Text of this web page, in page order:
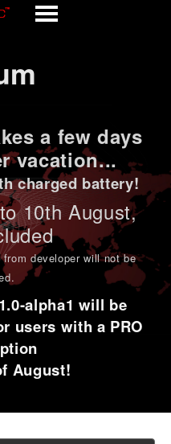
a few days
vacation...
charged battery!
10th August,
developer will not be
.
alpha1 will be
users with a PRO
August!